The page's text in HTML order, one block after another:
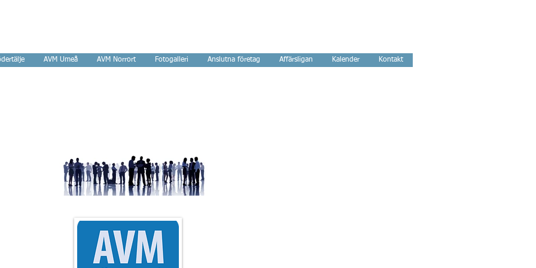
AVM Umeå AVM Norrort Fotogalleri Anslutna företag Affärsligan Kalender Kontakt